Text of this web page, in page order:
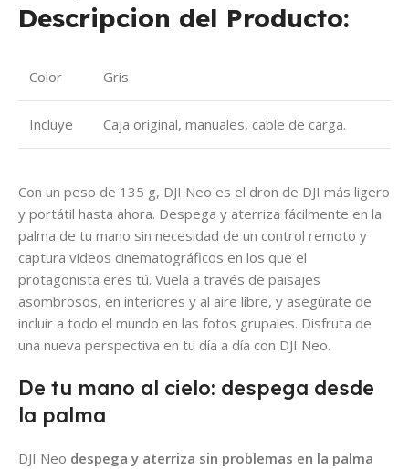
Descripcion del Producto:
Color Gris
Incluye Caja original, manuales, cable de carga.
Con un peso de 135 g, DJI Neo es el dron de DJI más ligero
y portátil hasta ahora. Despega y aterriza fácilmente en la
palma de tu mano sin necesidad de un control remoto y
captura vídeos cinematográficos en los que el
protagonista eres tú. Vuela a través de paisajes
asombrosos, en interiores y al aire libre, y asegúrate de
incluir a todo el mundo en las fotos grupales. Disfruta de
una nueva perspectiva en tu día a día con DJI Neo.
De tu mano al cielo: despega desde
la palma
DJI Neo despega y aterriza sin problemas en la palma